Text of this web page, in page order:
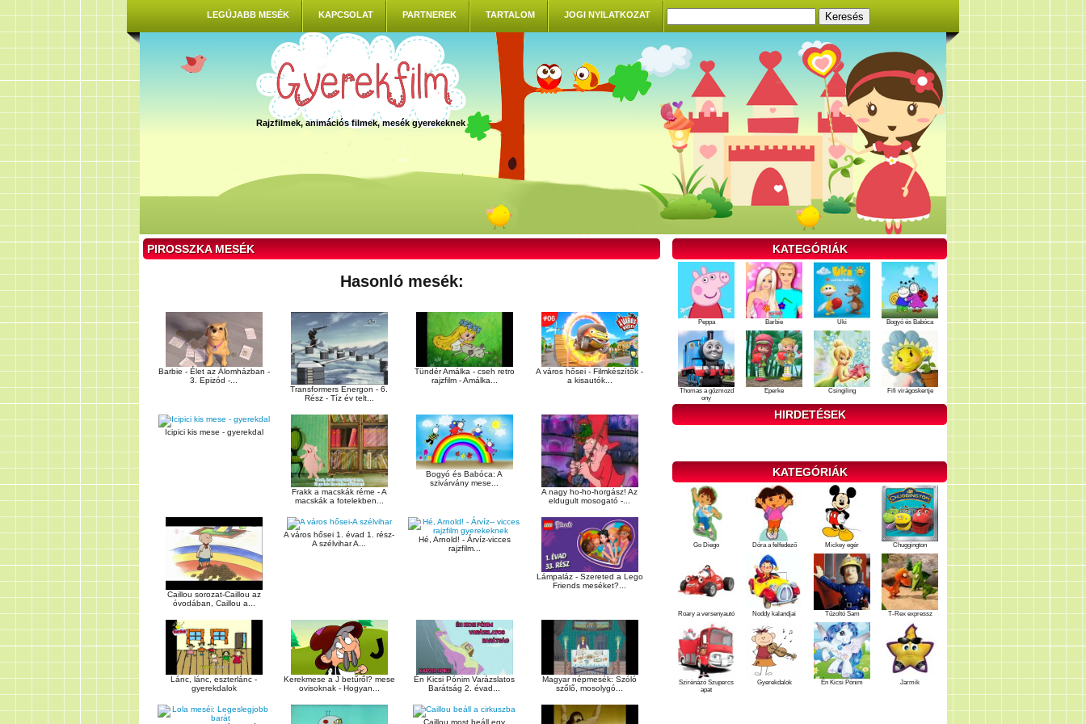
LEGÚJABB MESÉK KAPCSOLAT PARTNEREK TARTALOM JOGI NYILATKOZAT
Rajzfilmek, animációs filmek, mesék gyerekeknek
PIROSSZKA MESÉK
Hasonló mesék:
Barbie - Élet az Álomházban -
3. Epizód -...
Transformers Energon - 6.
Rész - Tíz év telt...
Tündér Amálka - cseh retro
rajzfilm - Amálka...
A város hősei - Filmkészítők -
a kisautók...
Icipici kis mese - gyerekdal
Frakk a macskák réme - A
macskák a fotelekben...
Bogyó és Babóca: A
szivárvány mese...
A nagy ho-ho-horgász! Az
eldugult mosogató -...
Caillou sorozat-Caillou az
óvodában, Caillou a...
A város hősei 1. évad 1. rész-
A szélvihar A...
Hé, Arnold! - Árvíz-vicces
rajzfilm...
Lámpaláz - Szereted a Lego
Friends meséket?...
Lánc, lánc, eszterlánc -
gyerekdalok
Kerekmese a J betűről? mese
ovisoknak - Hogyan...
Én Kicsi Pónim Varázslatos
Barátság 2. évad...
Magyar népmesék: Szóló
szőlő, mosolygó...
KATEGÓRIÁK
Peppa Barbie Uki Bogyó és Babóca
Thomas a gőzmozd
ony
Eperke Csingiling Fifi virágoskertje
HIRDETÉSEK
KATEGÓRIÁK
Go Diego Dóra a felfedező Mickey egér Chuggington
Roary a versenyautó Noddy kalandjai Tűzoltó Sam T-Rex expressz
Szirénázó Szupercs
apat
Gyerekdalok Én Kicsi Pónim Jarmik